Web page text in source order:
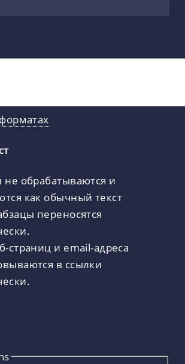
не обрабатываются и
как обычный текст
переносятся
страниц и email-адреса
в ссылки